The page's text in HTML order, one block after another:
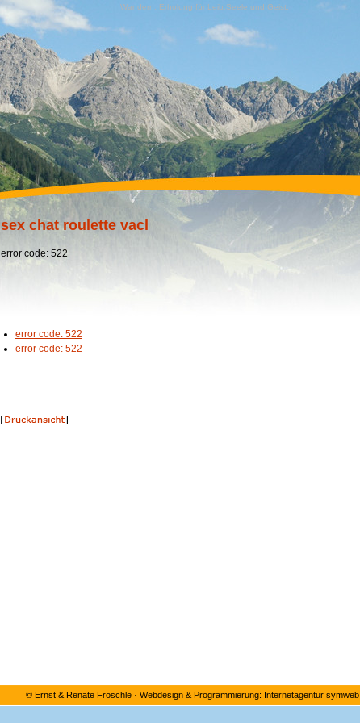
Wandern, Erholung für Leib,Seele und Geist,
sex chat roulette vacl
error code: 522
error code: 522
error code: 522
© Ernst & Renate Fröschle· Webdesign & Programmierung: Internetagentur symweb